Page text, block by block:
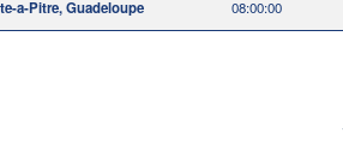
a-Pitre, Guadeloupe 08:00:00